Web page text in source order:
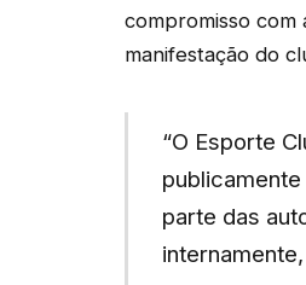
compromisso com
manifestação do
“O Esporte
parte das